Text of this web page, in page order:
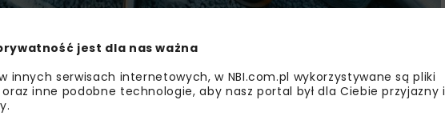
ekonomiczne oraz techniczne realizacji inwestycji
realizacji inwestycji infrastrukturalnych w transporcie szynowym
500 Zakopane
jest dla nas ważna
innych serwisach internetowych, w NBI.com.pl wykorzystywane są pliki
inne podobne technologie, aby nasz portal był dla Ciebie przyjazny i